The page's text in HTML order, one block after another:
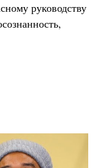
руководству